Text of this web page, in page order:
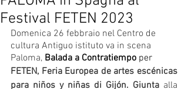
Festival FETEN 2023
Domenica 26 febbraio nel Centro de
cultura Antiguo istituto va in scena
Paloma, Balada a Contratiempo per
FETEN, Feria Europea de artes escénicas
para niños y niñas di Gijón. Giunta alla